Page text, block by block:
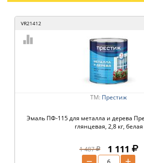
VR21412
ТМ: Престиж
Эмаль ПФ-115 для металла и дерева
глянцевая, 2,8 кг, белая
1 487 1 111